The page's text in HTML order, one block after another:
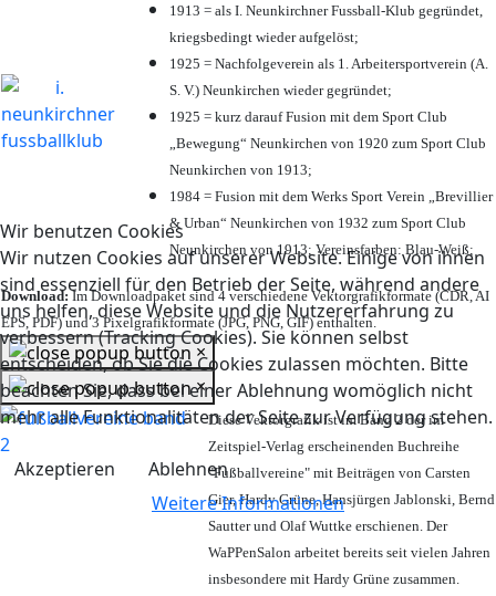
Wir benutzen Cookies
Wir nutzen Cookies auf unserer Website. Einige von ihnen
sind essenziell für den Betrieb der Seite, während andere
uns helfen, diese Website und die Nutzererfahrung zu
verbessern (Tracking Cookies). Sie können selbst
entscheiden, ob Sie die Cookies zulassen möchten. Bitte
beachten Sie, dass bei einer Ablehnung womöglich nicht
mehr alle Funktionalitäten der Seite zur Verfügung stehen.
Akzeptieren
Ablehnen
Weitere Informationen
1913 = als I. Neunkirchner Fussball-Klub gegründet,
kriegsbedingt wieder aufgelöst;
1925 = Nachfolgeverein als 1. Arbeitersportverein (A.
S. V.) Neunkirchen wieder gegründet;
1925 = kurz darauf Fusion mit dem Sport Club
„Bewegung“ Neunkirchen von 1920 zum Sport Club
Neunkirchen von 1913;
1984 = Fusion mit dem Werks Sport Verein „Brevillier
& Urban“ Neunkirchen von 1932 zum Sport Club
Neunkirchen von 1913; Vereinsfarben: Blau-Weiß;
Download:Im Downloadpaket sind 4 verschiedene Vektorgrafikformate (CDR, AI
EPS, PDF) und 3 Pixelgrafikformate (JPG, PNG, GIF) enthalten.
×
×
Diese Vektorgrafik ist im Band 2 der im
Zeitspiel-Verlag erscheinenden Buchreihe
"Fußballvereine" mit Beiträgen von Carsten
Gier, Hardy Grüne, Hansjürgen Jablonski, Bernd
Sautter und Olaf Wuttke erschienen. Der
WaPPenSalon arbeitet bereits seit vielen Jahren
insbesondere mit Hardy Grüne zusammen.